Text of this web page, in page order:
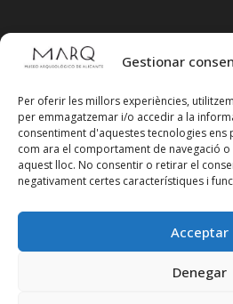
Gestionar
Per oferir les millors experiències,
per emmagatzemar i/o accedir a la
consentiment d'aquestes tecnologies
com ara el comportament de navegació
aquest lloc. No consentir o retirar el
negativament certes característiques i
Acceptar
Denegar
Segueix-nos en